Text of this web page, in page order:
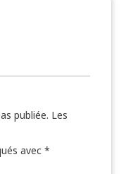
publiée. Les
avec *